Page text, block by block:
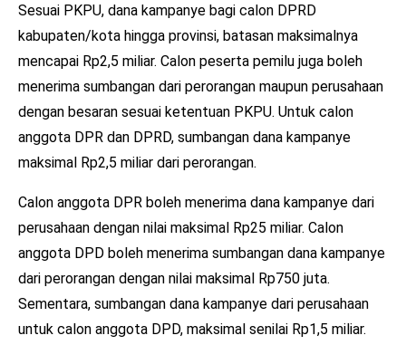
Sesuai PKPU, dana kampanye bagi calon DPRD
kabupaten/kota hingga provinsi, batasan maksimalnya
mencapai Rp2,5 miliar. Calon peserta pemilu juga boleh
menerima sumbangan dari perorangan maupun perusahaan
dengan besaran sesuai ketentuan PKPU. Untuk calon
anggota DPR dan DPRD, sumbangan dana kampanye
maksimal Rp2,5 miliar dari perorangan.
Calon anggota DPR boleh menerima dana kampanye dari
perusahaan dengan nilai maksimal Rp25 miliar. Calon
anggota DPD boleh menerima sumbangan dana kampanye
dari perorangan dengan nilai maksimal Rp750 juta.
Sementara, sumbangan dana kampanye dari perusahaan
untuk calon anggota DPD, maksimal senilai Rp1,5 miliar.